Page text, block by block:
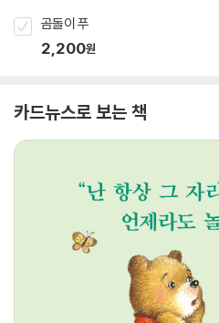
곰돌이 푸
2,200원
카드뉴스로 보는 책